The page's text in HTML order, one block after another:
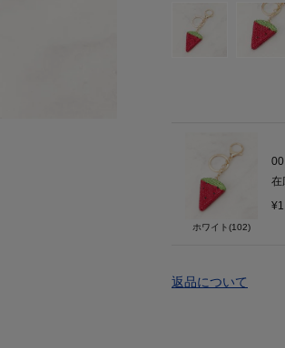
ホワイト(102)
00
在
返品について